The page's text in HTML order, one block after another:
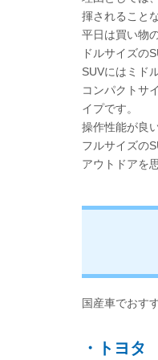
揮されること
平日は買い物
ドルサイズの
SUVにはミド
コンパクトサ
イプです。
操作性能が良
フルサイズの
アウトドアを
国産車でおす
・トヨ